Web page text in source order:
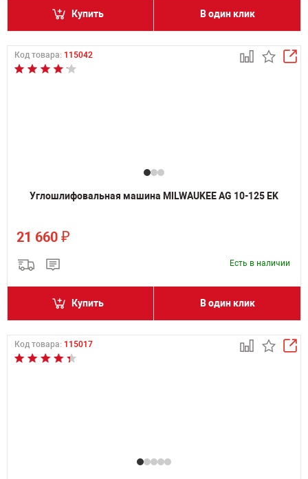
Купить В один клик
Код товара: 115042
Углошлифовальная машина MILWAUKEE AG 10-125 EK
21 660 ₽
Есть в наличии
Купить В один клик
Код товара: 115017